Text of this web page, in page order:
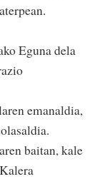
Eguna dela
emanaldia,
baitan, kale